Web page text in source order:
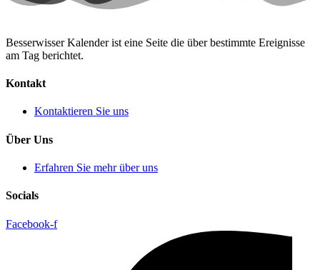
Besserwisser Kalender ist eine Seite die über bestimmte Ereignisse
am Tag berichtet.
Kontakt
Kontaktieren Sie uns
Über Uns
Erfahren Sie mehr über uns
Socials
Facebook-f